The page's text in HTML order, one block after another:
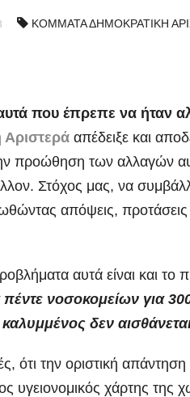
ΚΟΜΜΑΤΑ ΔΗΜΟΚΡΑΤΙΚΗ
που έπρεπε να ήταν
Αριστερά απέδειξε και
προώθηση των αλλαγών
Στόχος μας, να
απόψεις, προτάσεις
αυτά είναι και το
νοσοκομείων για
δεν
ότι την οριστική
υγειονομικός χάρτης της